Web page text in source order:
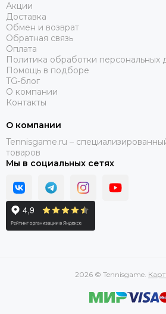
Акции
Доставка
Обмен и возврат
Обратная связь
Оплата
Политика обработки персональных
Помощь в подборе
TG-блог
О компании
Контакты
О компании
Tennisgame.ru –
товаров
Мы в социальных сетях
2026 © Tennisgame.